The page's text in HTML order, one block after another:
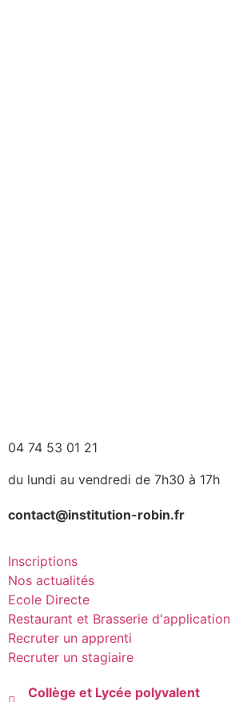
04 74 53 01 21
du lundi au vendredi de 7h30 à 17h
contact@institution-robin.fr
Inscriptions
Nos actualités
Ecole Directe
Restaurant et Brasserie d'application
Recruter un apprenti
Recruter un stagiaire
Collège et Lycée polyvalent